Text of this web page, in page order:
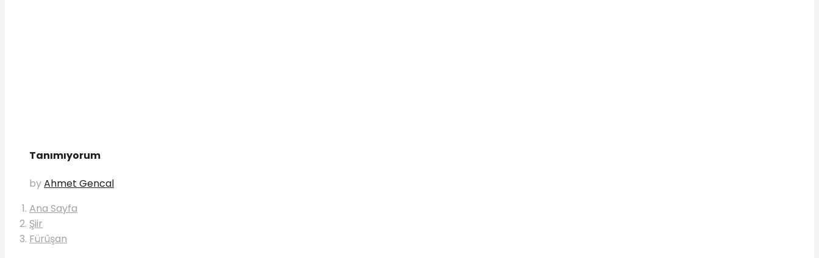
Tanımıyorum
byAhmet Gencal
Ana Sayfa
Şiir
Fürûşan